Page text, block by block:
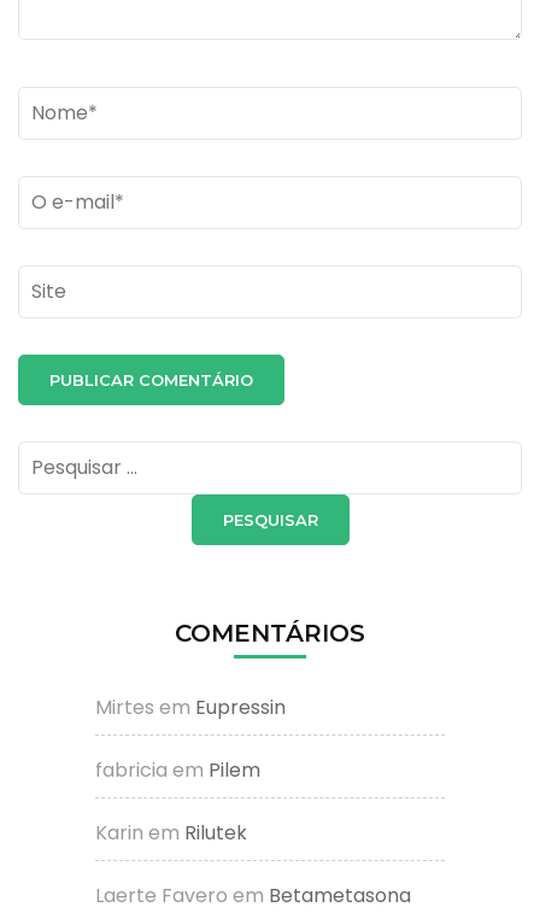
Name*
Email *
Site
Pesquisar
por:
COMENTÁRIOS
Mirtes em Eupressin
fabricia em Pilem
Karin em Rilutek
Laerte Favero em Betametasona